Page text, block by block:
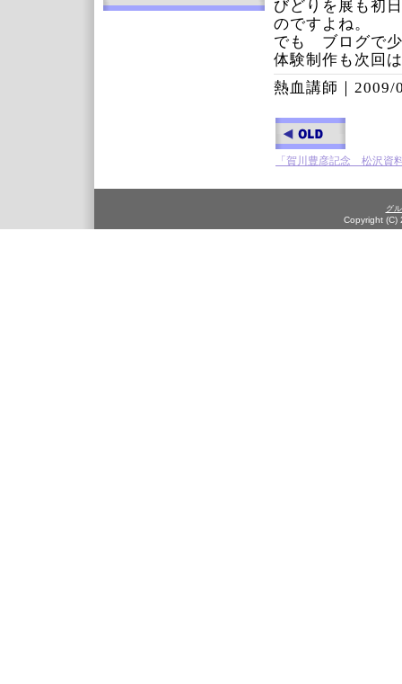
びどりを展も初
のですよね。
でも ブログで少
体験制作も次回
熱血講師｜ 2009/
「賀川豊彦記念 松沢資
グ
Copyright (C)